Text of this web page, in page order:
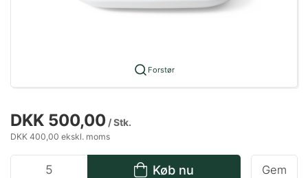
Forstør
DKK 500,00 / Stk.
DKK 400,00 ekskl. moms
Køb nu Gem